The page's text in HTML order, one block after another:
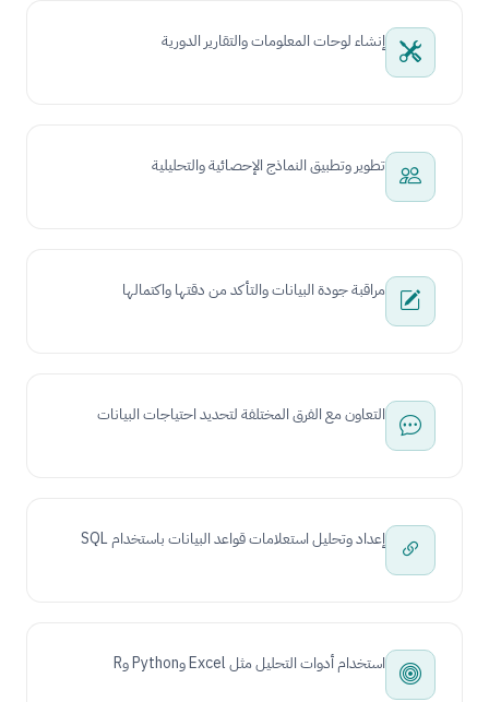
إنشاء لوحات المعلومات والتقارير الدورية
تطوير وتطبيق النماذج الإحصائية والتحليلية
مراقبة جودة البيانات والتأكد من دقتها واكتمالها
التعاون مع الفرق المختلفة لتحديد احتياجات البيانات
إعداد وتحليل استعلامات قواعد البيانات باستخدام SQL
استخدام أدوات التحليل مثل Excel وPython وR